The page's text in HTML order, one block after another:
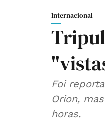
Internacional
Foi
Orion,
horas.